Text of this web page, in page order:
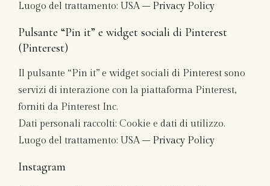
Luogo del trattamento: USA – Privacy Policy
Pulsante “Pin it” e widget sociali di Pinterest
(Pinterest)
Il pulsante “Pin it” e widget sociali di Pinterest sono
servizi di interazione con la piattaforma Pinterest,
forniti da Pinterest Inc.
Dati personali raccolti: Cookie e dati di utilizzo.
Luogo del trattamento: USA – Privacy Policy
Instagram